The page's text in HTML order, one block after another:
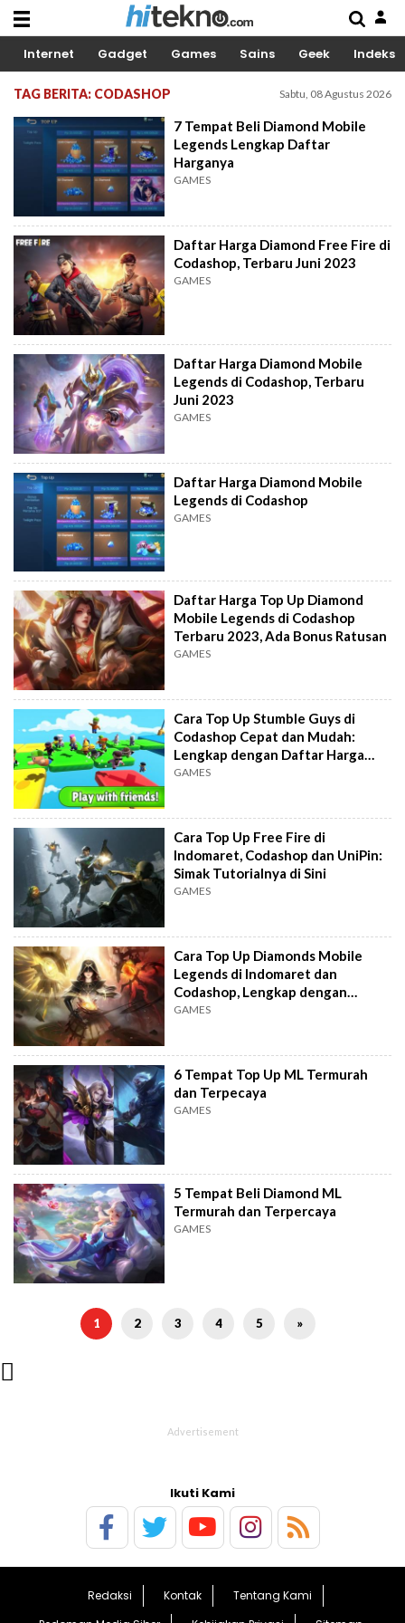
Internet Gadget Games Sains Geek Indeks
TAG BERITA: CODASHOP Sabtu, 08 Agustus 2026
7 Tempat Beli Diamond Mobile
Legends Lengkap Daftar
Harganya
GAMES
Daftar Harga Diamond Free Fire di
Codashop, Terbaru Juni 2023
GAMES
Daftar Harga Diamond Mobile
Legends di Codashop, Terbaru
Juni 2023
GAMES
Daftar Harga Diamond Mobile
Legends di Codashop
GAMES
Daftar Harga Top Up Diamond
Mobile Legends di Codashop
Terbaru 2023, Ada Bonus Ratusan
GAMES
Cara Top Up Stumble Guys di
Codashop Cepat dan Mudah:
Lengkap dengan Daftar Harga
Gems dan Stumble Token
GAMES
Cara Top Up Free Fire di
Indomaret, Codashop dan UniPin:
Simak Tutorialnya di Sini
GAMES
Cara Top Up Diamonds Mobile
Legends di Indomaret dan
Codashop, Lengkap dengan
Harganya
GAMES
6 Tempat Top Up ML Termurah
dan Terpecaya
GAMES
5 Tempat Beli Diamond ML
Termurah dan Terpercaya
GAMES
1 2 3 4 5 »

Ikuti Kami
Redaksi Kontak
Tentang Kami